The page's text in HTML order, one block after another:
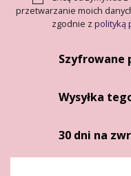
przetwarzanie moich
zgodnie z polityką
Szyfrowane
Wysyłka
30 dni na